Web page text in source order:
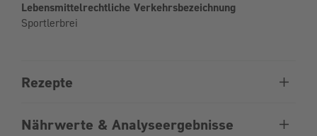
Lebensmittelrechtliche Verkehrsbezeichnung
Sportlerbrei
Rezepte
Nährwerte & Analyseergebnisse